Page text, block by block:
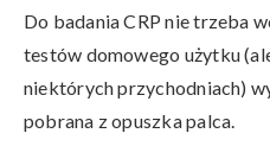
Do badania CRP nie trzeba
testów domowego użytku
niektórych przychodniach)
pobrana z opuszka palca.